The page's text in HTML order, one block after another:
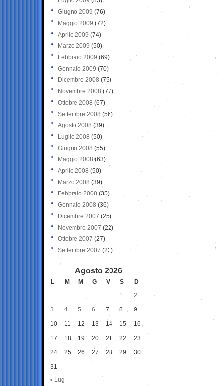
Giugno 2009 (76)
Maggio 2009 (72)
Aprile 2009 (74)
Marzo 2009 (50)
Febbraio 2009 (69)
Gennaio 2009 (70)
Dicembre 2008 (75)
Novembre 2008 (77)
Ottobre 2008 (67)
Settembre 2008 (56)
Agosto 2008 (39)
Luglio 2008 (50)
Giugno 2008 (55)
Maggio 2008(63)
Aprile 2008 (50)
Marzo 2008 (39)
Febbraio 2008 (35)
Gennaio 2008 (36)
Dicembre 2007 (25)
Novembre 2007 (22)
Ottobre 2007 (27)
Settembre 2007 (23)
Agosto 2026
L M M G V S
D
1
2
3 4 5 6 7 8 9
10 11 12 13 14 15 16
17 18 19 20 21 22 23
24 25 26 27 28 29 30
31
« Lug